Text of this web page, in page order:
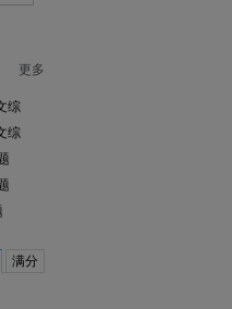
更多
综
综
满分